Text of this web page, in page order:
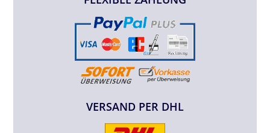
VERSAND PER DHL